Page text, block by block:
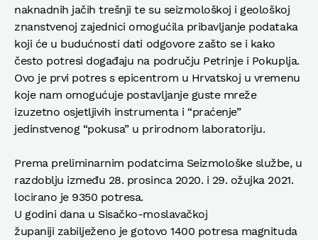
naknadnih jačih trešnji te su seizmološkoj i geološkoj
znanstvenoj zajednici omogućila pribavljanje podataka
koji će u budućnosti dati odgovore zašto se i kako
često potresi događaju na području Petrinje i Pokuplja.
Ovo je prvi potres s epicentrom u Hrvatskoj u vremenu
koje nam omogućuje postavljanje guste mreže
izuzetno osjetljivih instrumenta i “praćenje”
jedinstvenog “pokusa” u prirodnom laboratoriju.
Prema preliminarnim podatcima Seizmološke službe, u
razdoblju između 28. prosinca 2020. i 29. ožujka 2021.
locirano je 9350 potresa.
U godini dana u Sisačko-moslavačkoj
županiji zabilježeno je gotovo 1400 potresa magnituda